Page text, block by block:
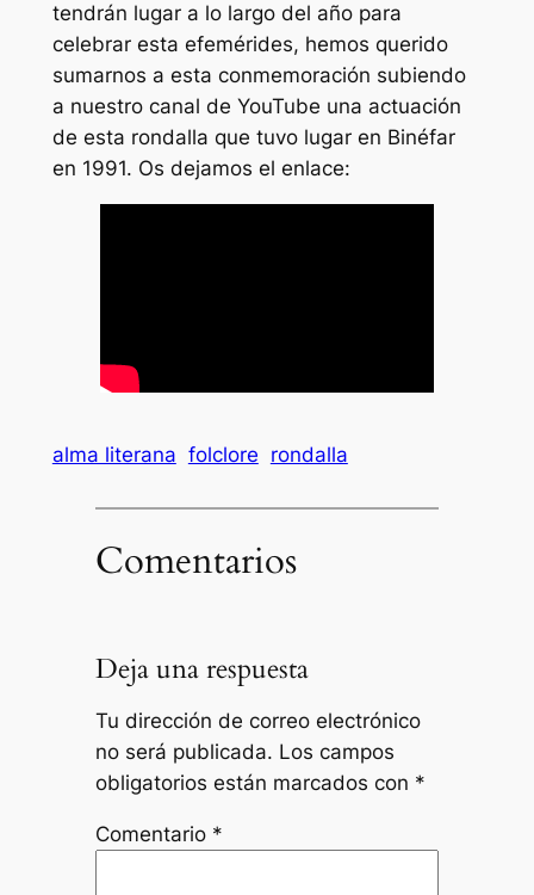
tendrán lugar a lo largo del año para
celebrar esta efemérides, hemos querido
sumarnos a esta conmemoración subiendo
a nuestro canal de YouTube una actuación
de esta rondalla que tuvo lugar en Binéfar
en 1991. Os dejamos el enlace:
alma literana folclore rondalla
Comentarios
Deja una respuesta
Tu dirección de correo electrónico
no será publicada. Los campos
obligatorios están marcados con *
Comentario *